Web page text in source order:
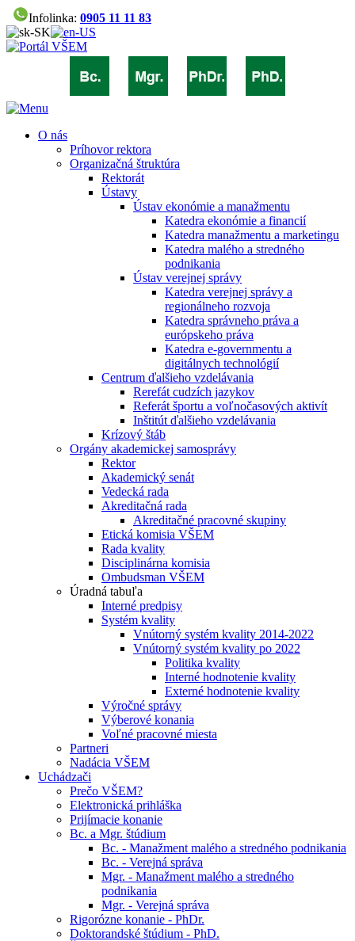
Infolinka: 0905 11 11 83
O nás
Príhovor rektora
Organizačná štruktúra
Rektorát
Ústavy
Ústav ekonómie a manažmentu
Katedra ekonómie a financií
Katedra manažmentu a marketingu
Katedra malého a stredného
podnikania
Ústav verejnej správy
Katedra verejnej správy a
regionálneho rozvoja
Katedra správneho práva a
európskeho práva
Katedra e-governmentu a
digitálnych technológií
Centrum ďalšieho vzdelávania
Rerefát cudzích jazykov
Referát športu a voľnočasových aktivít
Inštitút ďalšieho vzdelávania
Krízový štáb
Orgány akademickej samosprávy
Rektor
Akademický senát
Vedecká rada
Akreditačná rada
Akreditačné pracovné skupiny
Etická komisia VŠEM
Rada kvality
Disciplinárna komisia
Ombudsman VŠEM
Úradná tabuľa
Interné predpisy
Systém kvality
Vnútorný systém kvality 2014-2022
Vnútorný systém kvality po 2022
Politika kvality
Interné hodnotenie kvality
Externé hodnotenie kvality
Výročné správy
Výberové konania
Voľné pracovné miesta
Partneri
Nadácia VŠEM
Uchádzači
Prečo VŠEM?
Elektronická prihláška
Prijímacie konanie
Bc. a Mgr. štúdium
Bc. - Manažment malého a stredného podnikania
Bc. - Verejná správa
Mgr. - Manažment malého a stredného
podnikania
Mgr. - Verejná správa
Rigorózne konanie - PhDr.
Doktorandské štúdium - PhD.